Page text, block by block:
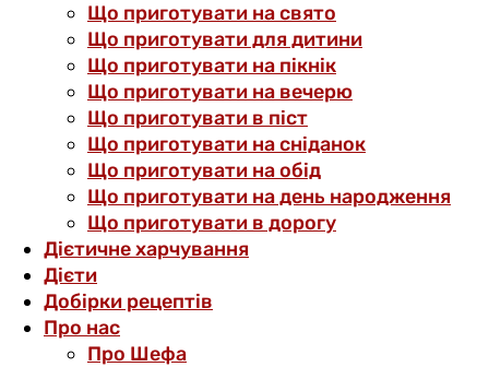
Що приготувати на свято
Що приготувати для дитини
Що приготувати на пікнік
Що приготувати на вечерю
Що приготувати в піст
Що приготувати на сніданок
Що приготувати на обід
Що приготувати на день народження
Що приготувати в дорогу
Дієтичне харчування
Дієти
Добірки рецептів
Про нас
Про Шефа